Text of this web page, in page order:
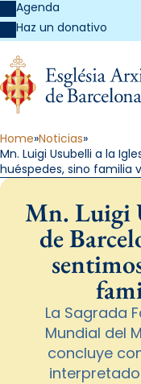
Agenda
Haz un donativo
Home Noticias
Mn. Luigi Usubelli a la
huéspedes, sino familia
Mn. Luigi
de
La Sagrada
Mundial del
concluye